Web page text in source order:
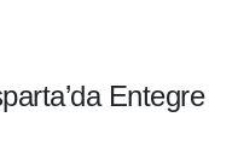
Entegre